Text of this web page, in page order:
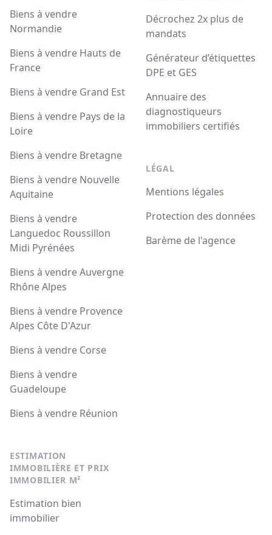
Biens à vendre
Normandie
Biens à vendre Hauts de
France
Biens à vendre Grand Est
Biens à vendre Pays de la
Loire
Biens à vendre Bretagne
Biens à vendre Nouvelle
Aquitaine
Biens à vendre
Languedoc Roussillon
Midi Pyrénées
Biens à vendre Auvergne
Rhône Alpes
Biens à vendre Provence
Alpes Côte D'Azur
Biens à vendre Corse
Biens à vendre
Guadeloupe
Biens à vendre Réunion
ESTIMATION
IMMOBILIÈRE ET PRIX
IMMOBILIER M²
Estimation bien
immobilier
Décrochez 2x plus de
mandats
Générateur d’étiquettes
DPE et GES
Annuaire des
diagnostiqueurs
immobiliers certifiés
LÉGAL
Mentions légales
Protection des données
Barème de l'agence